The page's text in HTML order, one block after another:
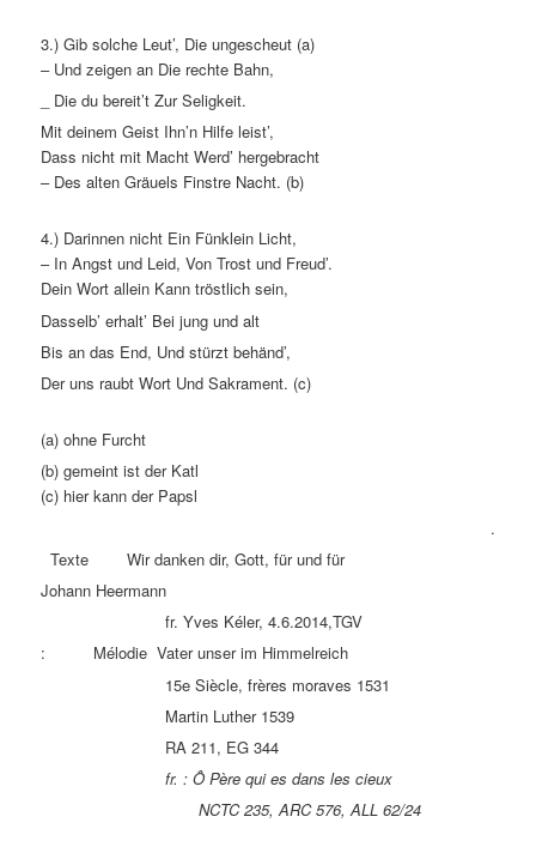
3.) Gib solche Leut’, Die ungescheut (a)
– Und zeigen an Die rechte Bahn,
_ Die du bereit’t Zur Seligkeit.
Mit deinem Geist Ihn’n Hilfe leist’,
Dass nicht mit Macht Werd’ hergebracht
– Des alten Gräuels Finstre Nacht. (b)
4.) Darinnen nicht Ein Fünklein Licht,
– In Angst und Leid, Von Trost und Freud’.
Dein Wort allein Kann tröstlich sein,
Dasselb’ erhalt’ Bei jung und alt
Bis an das End, Und stürzt behänd’,
Der uns raubt Wort Und Sakrament. (c)
(a) ohne Furcht
(b) gemeint ist der Katl
(c) hier kann der Papsl
.
Texte Wir danken dir, Gott, für und für
Johann Heermann
fr. Yves Kéler, 4.6.2014,TGV
: Mélodie Vater unser im Himmelreich
15e Siècle, frères moraves 1531
Martin Luther 1539
RA 211, EG 344
fr. : Ô Père qui es dans les cieux
NCTC 235, ARC 576, ALL 62/24